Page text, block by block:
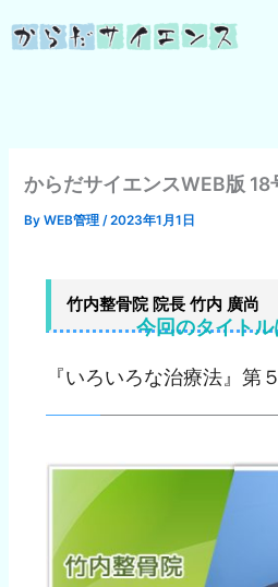
容
からだサイエンスWEB版 18
ByWEB管理 /2023年1月1日
竹内整骨院 院長 竹内 廣尚
今回のタイト
『いろいろな治療法』第